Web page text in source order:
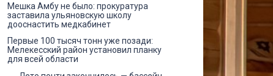
Мешка Амбу не было: прокуратура
заставила ульяновскую школу
дооснастить медкабинет
Первые 100 тысяч тонн уже позади:
Мелекесский район установил планку
для всей области